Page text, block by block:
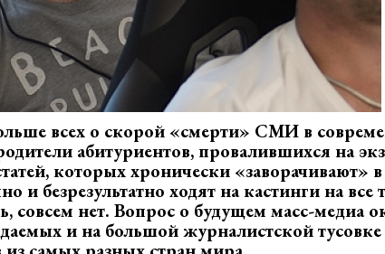
всех о скорой «смерти» СМИ в
абитуриентов, провалившихся на
которых хронически «заворачивают»
и безрезультатно ходят на кастинги на
совсем нет. Вопрос о будущем масс-медиа
и на большой журналистской